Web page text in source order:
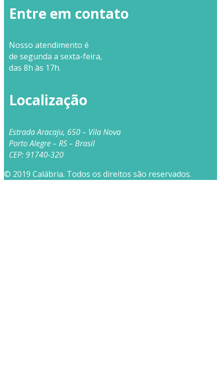
Entre em contato
Nosso atendimento é
de segunda a sexta-feira,
das 8h às 17h.
Localização
Estrada Aracaju, 650 – Vila Nova
Porto Alegre – RS – Brasil
CEP: 91740-320
© 2019 Calábria. Todos os direitos são reservados.